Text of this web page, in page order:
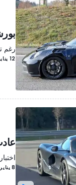
بورشه 911 جي تي 3
رغم
12 يناير/كانون الثاني 2022
اختبار
8 يناير/كانون الثاني 2022